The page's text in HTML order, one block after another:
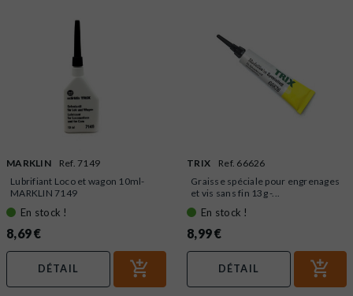
MARKLIN
Ref. 7149
Lubrifiant Loco et wagon 10ml-
MARKLIN 7149
En stock !
8,69 €
DÉTAIL
TRIX
Ref. 66626
Graisse spéciale pour engrenages
et vis sans fin 13g -...
En stock !
8,99 €
DÉTAIL